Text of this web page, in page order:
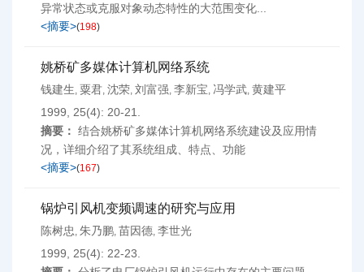
异常状态或克服对象动态特性的大范围变化...
<摘要>(198)
姚桥矿多媒体计算机网络系统
钱建生, 粟君, 沈荣, 刘富强, 李新宝, 冯学武, 黄建平
1999, 25(4): 20-21.
摘要： 结合姚桥矿多媒体计算机网络系统建设及应用情
况，详细介绍了其系统组成、特点、功能
<摘要>(167)
锅炉引风机变频调速的研究与应用
陈树忠 , 朱乃鹏, 苗因德, 李世光
1999, 25(4): 22-23.